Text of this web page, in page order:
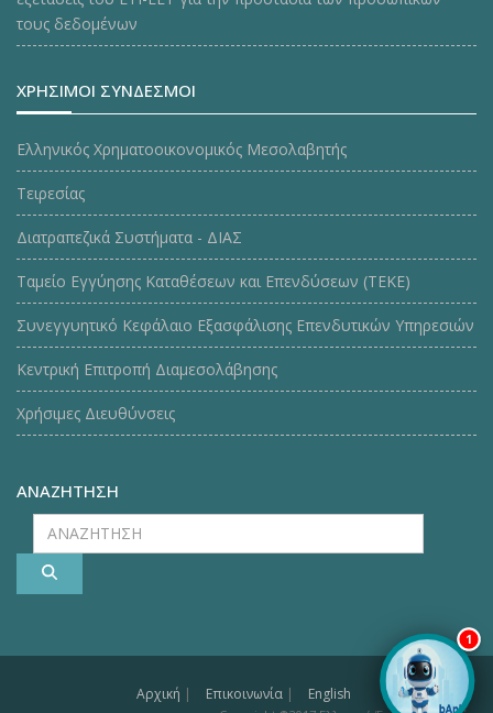
1
τους δεδομένων
ΧΡΗΣΙΜΟΙ ΣΥΝΔΕΣΜΟΙ
Ελληνικός Χρηματοοικονομικός Μεσολαβητής
Τειρεσίας
Διατραπεζικά Συστήματα - ΔΙΑΣ
Ταμείο Εγγύησης Καταθέσεων και Επενδύσεων (ΤΕΚE)
Συνεγγυητικό Κεφάλαιο Εξασφάλισης Επενδυτικών Υπηρεσιών
Κεντρική Επιτροπή Διαμεσολάβησης
Χρήσιμες Διευθύνσεις
ΑΝΑΖΗΤΗΣΗ
ΑΝΑΖΗΤΗΣΗ
Αρχική | Επικοινωνία | English